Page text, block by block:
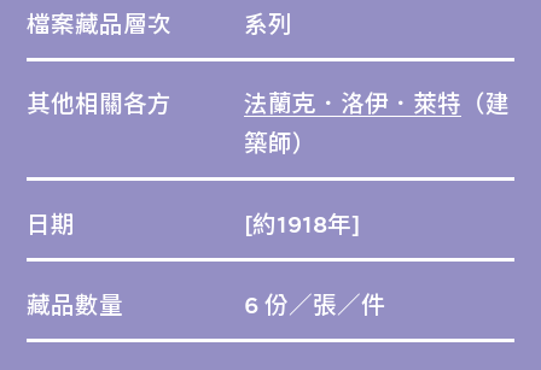
開幕）及二戰時期空襲，帝國酒店尚能倖存，
重建。酒店入口大堂經重建後，在愛知縣犬山
市戶外博物館明治村展出。
檔案藏品層次 系列
其他相關各方 法蘭克．洛伊．萊特 （建
築師）
日期 [約1918年]
藏品數量 6 份／張／件